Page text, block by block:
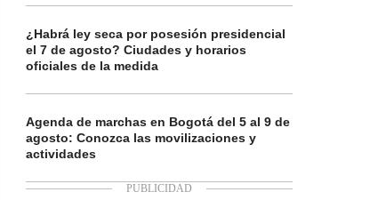
¿Habrá ley seca por posesión presidencial
el 7 de agosto? Ciudades y horarios
oficiales de la medida
Agenda de marchas en Bogotá del 5 al 9 de
agosto: Conozca las movilizaciones y
actividades